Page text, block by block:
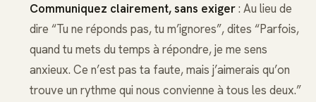
Communiquez clairement, sans exiger: Au lieu de
dire “Tu ne réponds pas, tu m’ignores”, dites “Parfois,
quand tu mets du temps à répondre, je me sens
anxieux. Ce n’est pas ta faute, mais j’aimerais qu’on
trouve un rythme qui nous convienne à tous les deux.”